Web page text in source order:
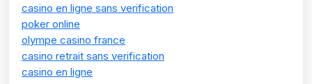
casino en ligne sans verification
poker online
olympe casino france
casino retrait sans verification
casino en ligne